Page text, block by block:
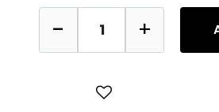
Quantità